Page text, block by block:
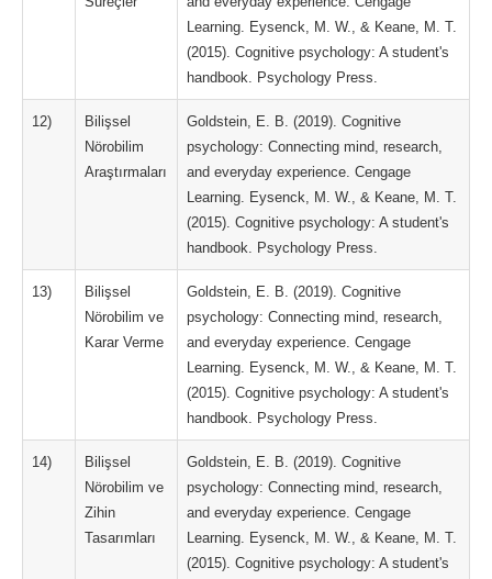
Learning. Eysenck, M. W., & Keane, M. T.
(2015). Cognitive psychology: A student's
handbook. Psychology Press.
12)
Bilişsel
Nörobilim
Araştırmaları
Goldstein, E. B. (2019). Cognitive
psychology: Connecting mind, research,
and everyday experience. Cengage
Learning. Eysenck, M. W., & Keane, M. T.
(2015). Cognitive psychology: A student's
handbook. Psychology Press.
13)
Bilişsel
Nörobilim ve
Karar Verme
Goldstein, E. B. (2019). Cognitive
psychology: Connecting mind, research,
and everyday experience. Cengage
Learning. Eysenck, M. W., & Keane, M. T.
(2015). Cognitive psychology: A student's
handbook. Psychology Press.
14)
Bilişsel
Nörobilim ve
Zihin
Tasarımları
Goldstein, E. B. (2019). Cognitive
psychology: Connecting mind, research,
and everyday experience. Cengage
Learning. Eysenck, M. W., & Keane, M. T.
(2015). Cognitive psychology: A student's